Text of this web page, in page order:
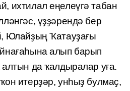
ихтилал еңелеүгә табан
үҙҙәрендә бер
Юлайҙың Ҡатауҙағы
алып барып
да ҡалдыралар уға.
итерҙәр, унһыҙ булмаҫ,